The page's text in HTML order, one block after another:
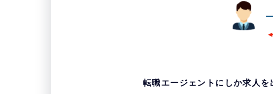
転職エージェントにしか求人